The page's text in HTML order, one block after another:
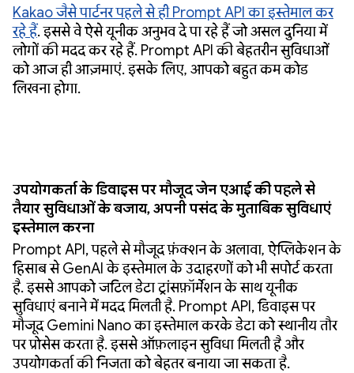
Kakao जैसे पार्टनर पहले से ही Prompt API का इस्तेमाल कर
रहे हैं. इससे वे ऐसे यूनीक अनुभव दे पा रहे हैं जो असल दुनिया में
लोगों की मदद कर रहे हैं. Prompt API की बेहतरीन सुविधाओं
को आज ही आज़माएं. इसके लिए, आपको बहुत कम कोड
लिखना होगा.
उपयोगकर्ता के डिवाइस पर मौजूद जेन एआई की पहले से
तैयार सुविधाओं के बजाय, अपनी पसंद के मुताबिक सुविधाएं
इस्तेमाल करना
Prompt API, पहले से मौजूद फ़ंक्शन के अलावा, ऐप्लिकेशन के
हिसाब से GenAI के इस्तेमाल के उदाहरणों को भी सपोर्ट करता
है. इससे आपको जटिल डेटा ट्रांसफ़ॉर्मेशन के साथ यूनीक
सुविधाएं बनाने में मदद मिलती है. Prompt API, डिवाइस पर
मौजूद Gemini Nano का इस्तेमाल करके डेटा को स्थानीय तौर
पर प्रोसेस करता है. इससे ऑफ़लाइन सुविधा मिलती है और
उपयोगकर्ता की निजता को बेहतर बनाया जा सकता है.